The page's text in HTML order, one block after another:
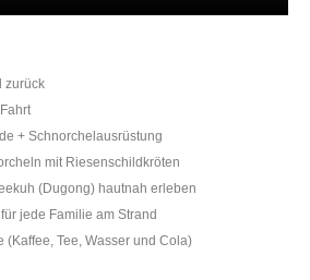
zurück
+ Schnorchelausrüstung
mit Riesenschildkröten
(Dugong) hautnah erleben
jede Familie am Strand
(Kaffee, Tee, Wasser und Cola)